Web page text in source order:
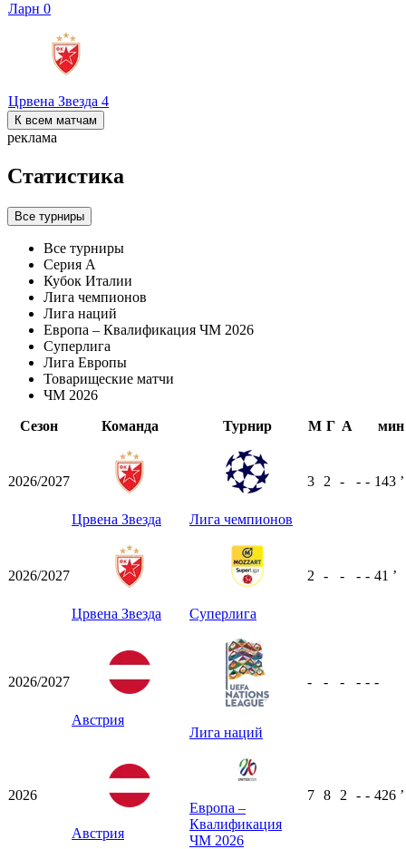
Ларн 0
Црвена Звезда 4
К всем матчам
реклама
Статистика
Все турниры
Все турниры
Серия А
Кубок Италии
Лига чемпионов
Лига наций
Европа – Квалификация ЧМ 2026
Суперлига
Лига Европы
Товарищеские матчи
ЧМ 2026
Сезон
Команда Турнир М Г А мин
2026/2027
Црвена Звезда Лига чемпионов
3 2 - - - 143 ʼ
2026/2027
Црвена Звезда Суперлига
2 - - - - 41 ʼ
2026/2027
Австрия
Лига наций
- - - - - -
2026
Австрия
Европа –
Квалификация
ЧМ 2026
7 8 2 - - 426 ʼ